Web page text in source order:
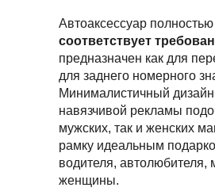
Автоаксессуар полностью
соответствует
предназначен как для
для заднего номерного
Минималистичный дизайн
навязчивой рекламы
мужских, так и женских
рамку идеальным
водителя, автолюбителя,
женщины.